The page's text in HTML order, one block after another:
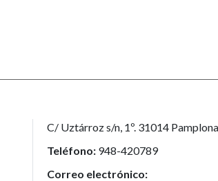
C/ Uztárroz s/n, 1º. 31014 Pamplona
Teléfono: 948-420789
Correo electrónico: